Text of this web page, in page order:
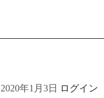
2020年1月3日
ログイン